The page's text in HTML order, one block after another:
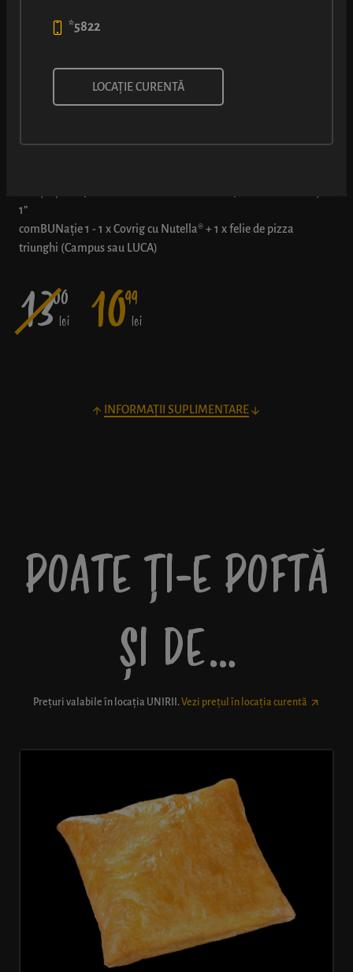
comBUNație®: Covrig cu
Nutella® + felie pizza
1”
comBUNație 1 - 1 x Covrig cu Nutella® + 1 x felie de pizza
triunghi (Campus sau LUCA)
1300
lei 1099
lei
INFORMAȚII SUPLIMENTARE
POATE ȚI-E POFTĂ
ȘI DE…
Prețuri valabile în locația UNIRII . Vezi prețul în locația curentă
*5822
LOCAȚIE CURENTĂ